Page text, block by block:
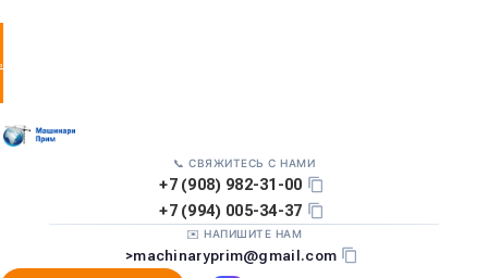
заявку
📞 СВЯЖИТЕСЬ С НАМИ
+7 (908) 982-31-00
+7 (994) 005-34-37
✉️ НАПИШИТЕ НАМ
>machinaryprim@gmail.com